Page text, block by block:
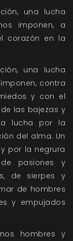
una lucha
imponen, a
corazón en la
una lucha
contra
y con el
las bajezas y
lucha por la
del alma. Un
por la negrura
pasiones y
de sierpes y
de hombres
y empujados
hombres y